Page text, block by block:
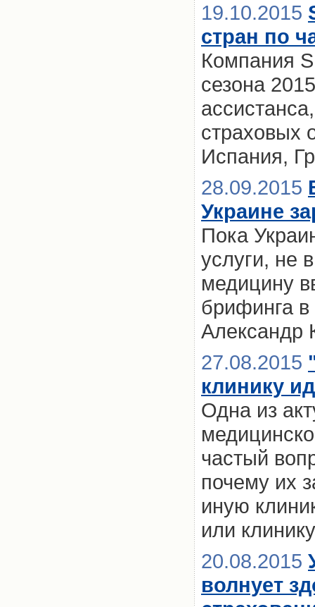
19.10.2015
стран по
Компания
сезона
страховых
Испания,
28.09.2015
Украине
Пока
услуги, не
медицину
брифинга в
Александр
27.08.2015
клинику
Одна из
частый
почему их
иную
или
20.08.2015
волнует